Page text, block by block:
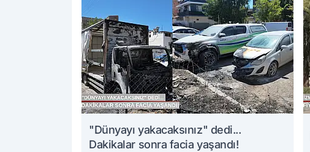
"Dünyayı yakacaksınız" dedi...
Dakikalar sonra facia yaşandı!